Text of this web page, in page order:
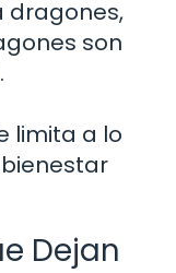
dragones,
son
limita a lo
Dejan